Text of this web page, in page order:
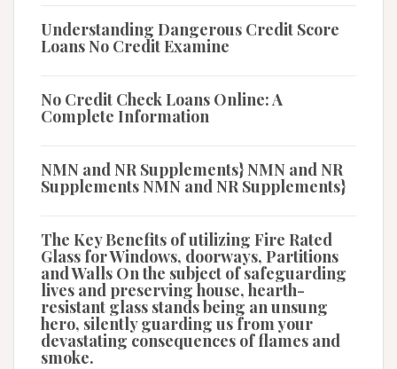
Understanding Dangerous Credit Score
Loans No Credit Examine
No Credit Check Loans Online: A
Complete Information
NMN and NR Supplements} NMN and NR
Supplements NMN and NR Supplements}
The Key Benefits of utilizing Fire Rated
Glass for Windows, doorways, Partitions
and Walls On the subject of safeguarding
lives and preserving house, hearth-
resistant glass stands being an unsung
hero, silently guarding us from your
devastating consequences of flames and
smoke.